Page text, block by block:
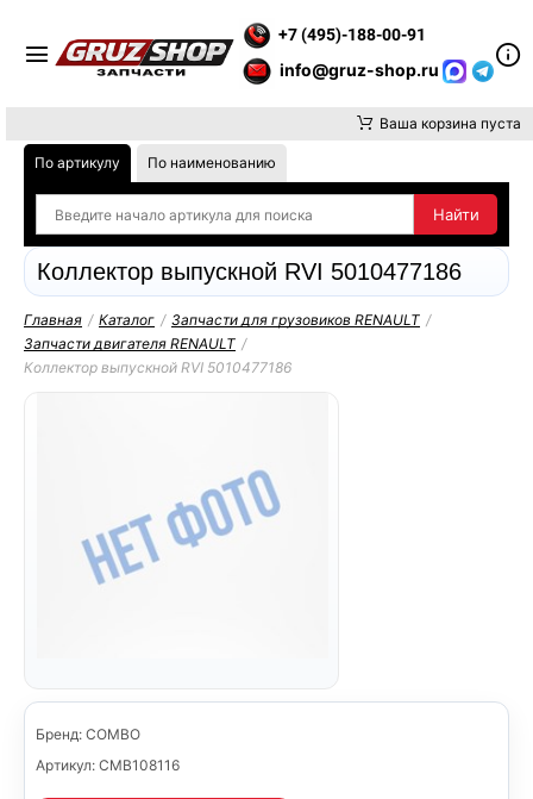
+7 (495)-188-00-91
info@gruz-shop.ru
Ваша корзина пуста
По артикулу По наименованию
Коллектор выпускной RVI 5010477186
Главная / Каталог / Запчасти для грузовиков RENAULT /
Запчасти двигателя RENAULT /
Коллектор выпускной RVI 5010477186
Бренд: COMBO
Артикул: CMB108116